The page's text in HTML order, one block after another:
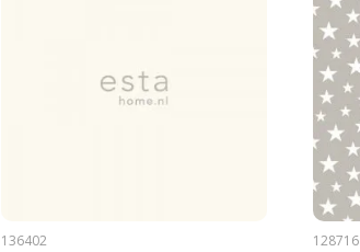
136402 128716